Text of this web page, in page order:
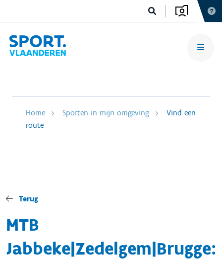
Home Sporten in mijn omgeving
Vind een
route
Terug
MTB
Jabbeke|Zedelgem|Brugge: